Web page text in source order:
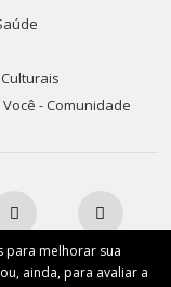
para melhorar sua
ainda, para avaliar a
- Comunidade